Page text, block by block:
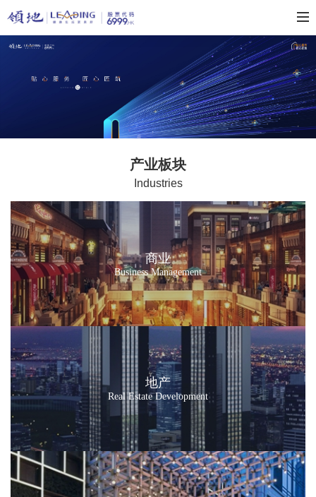
产业板块
Industries
商业
Business Management
地产
Real Estate Development